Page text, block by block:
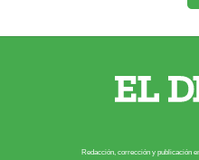
Redacción, corrección y publicación